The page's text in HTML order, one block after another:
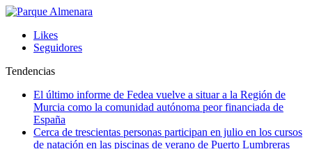
Likes
Seguidores
Tendencias
El último informe de Fedea vuelve a situar a la Región de
Murcia como la comunidad autónoma peor financiada de
España
Cerca de trescientas personas participan en julio en los cursos
de natación en las piscinas de verano de Puerto Lumbreras